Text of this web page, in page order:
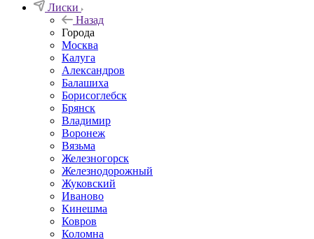
Лиски
Назад
Города
Москва
Калуга
Александров
Балашиха
Борисоглебск
Брянск
Владимир
Воронеж
Вязьма
Железногорск
Железнодорожный
Жуковский
Иваново
Кинешма
Ковров
Коломна